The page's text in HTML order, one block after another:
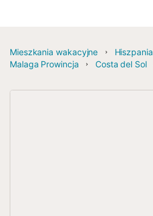
Mieszkania wakacyjne Hiszpania
Malaga Prowincja
Costa del Sol